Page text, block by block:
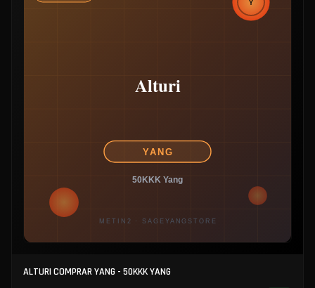
ALTURI COMPRAR YANG - 50KKK YANG